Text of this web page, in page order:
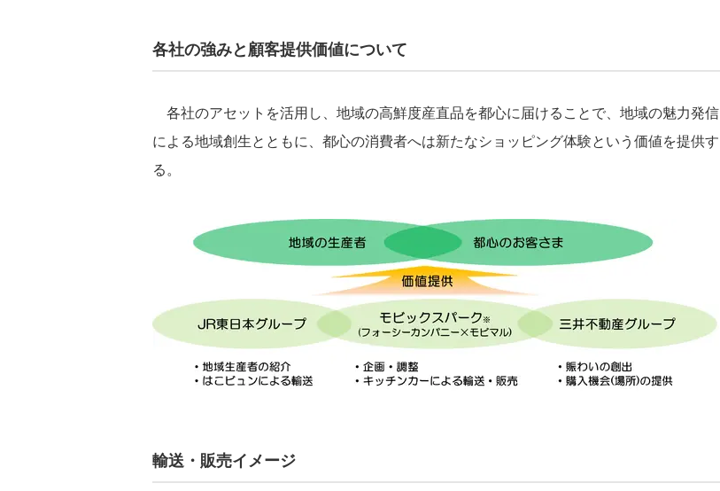
各社の強みと顧客提供価値について
各社のアセットを活用し、地域の高鮮度産直品を都心に届けることで、地域の魅力発信
による地域創生とともに、都心の消費者へは新たなショッピング体験という価値を提供す
る。
輸送・販売イメージ